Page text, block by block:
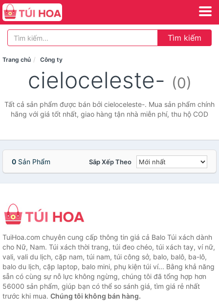
Tìm kiếm
Trang chủ Công ty
cieloceleste- (0)
Tất cả sản phẩm được bán bởi cieloceleste-. Mua sản phẩm chính
hãng với giá tốt nhất, giao hàng tận nhà miễn phí, thu hộ COD
0 Sản Phẩm Sắp Xếp Theo
TuiHoa.com chuyên cung cấp thông tin giá cả Balo Túi xách dành
cho Nữ, Nam. Túi xách thời trang, túi đeo chéo, túi xách tay, ví nữ,
vali, vali du lịch, cặp nam, túi nam, túi công sở, balo, balô, ba-lô,
balo du lịch, cặp laptop, balo mini, phụ kiện túi ví... Bằng khả năng
sẵn có cùng sự nỗ lực không ngừng, chúng tôi đã tổng hợp hơn
56000 sản phẩm, giúp bạn có thể so sánh giá, tìm giá rẻ nhất
trước khi mua. Chúng tôi không bán hàng.